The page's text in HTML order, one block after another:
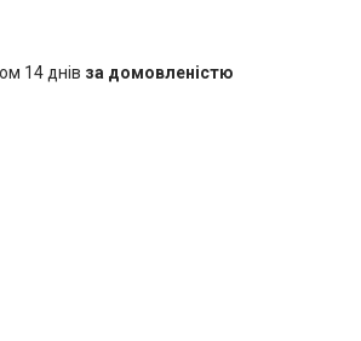
14 днів за домовленістю